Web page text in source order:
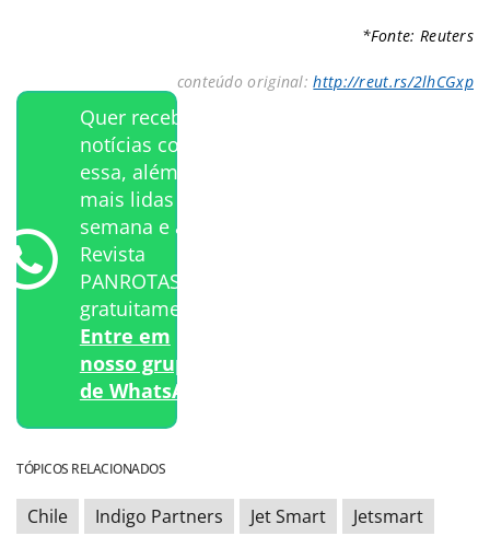
*Fonte: Reuters
conteúdo original:http://reut.rs/2lhCGxp
Quer receber
notícias como
essa, além das
mais lidas da
semana e a
Revista
PANROTAS
gratuitamente?
Entre em
nosso grupo
de WhatsApp.
TÓPICOS RELACIONADOS
Chile Indigo Partners Jet Smart Jetsmart